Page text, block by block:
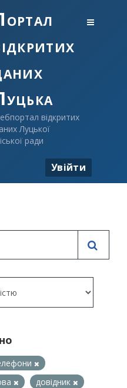
відкритих
Луцької
ради
Увійти
довідник